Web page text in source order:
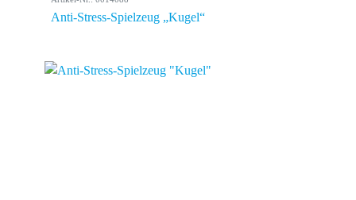
Anti-Stress-Spielzeug „Kugel“